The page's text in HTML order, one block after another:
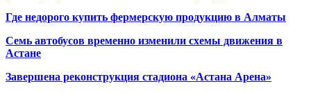
Где недорого купить фермерскую продукцию в Алматы
Семь автобусов временно изменили схемы движения в
Астане
Завершена реконструкция стадиона «Астана Арена»